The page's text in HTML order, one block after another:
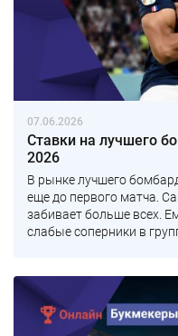
07.06.2026
Ставки на лучшего
2026
В рынке лучшего
еще до первого матча.
забивает больше всех.
слабые соперники в